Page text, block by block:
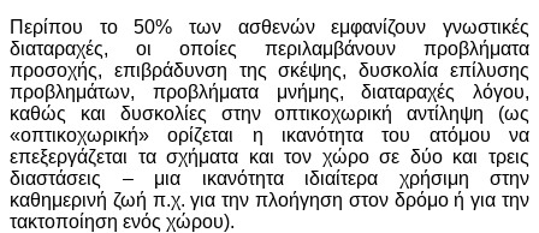
Περίπου το 50% των ασθενών εμφανίζουν γνωστικές
διαταραχές, οι οποίες περιλαμβάνουν προβλήματα
προσοχής, επιβράδυνση της σκέψης, δυσκολία επίλυσης
προβλημάτων, προβλήματα μνήμης, διαταραχές λόγου,
καθώς και δυσκολίες στην οπτικοχωρική αντίληψη (ως
«οπτικοχωρική» ορίζεται η ικανότητα του ατόμου να
επεξεργάζεται τα σχήματα και τον χώρο σε δύο και τρεις
διαστάσεις – μια ικανότητα ιδιαίτερα χρήσιμη στην
καθημερινή ζωή π.χ. για την πλοήγηση στον δρόμο ή για την
τακτοποίηση ενός χώρου).